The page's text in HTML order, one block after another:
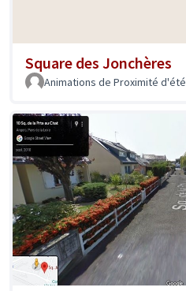
Square des Jonchères
Animations de Proximité d'été